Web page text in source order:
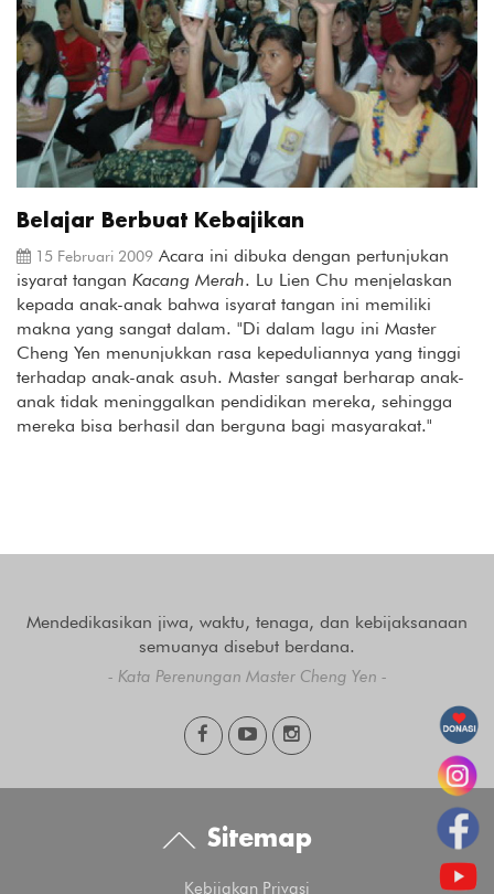
Belajar Berbuat Kebajikan
15 Februari 2009 Acara ini dibuka dengan pertunjukan
isyarat tangan Kacang Merah. Lu Lien Chu menjelaskan
kepada anak-anak bahwa isyarat tangan ini memiliki
makna yang sangat dalam. "Di dalam lagu ini Master
Cheng Yen menunjukkan rasa kepeduliannya yang tinggi
terhadap anak-anak asuh. Master sangat berharap anak-
anak tidak meninggalkan pendidikan mereka, sehingga
mereka bisa berhasil dan berguna bagi masyarakat."
Mendedikasikan jiwa, waktu, tenaga, dan kebijaksanaan
semuanya disebut berdana.
- Kata Perenungan Master Cheng Yen -
Sitemap
Kebijakan Privasi